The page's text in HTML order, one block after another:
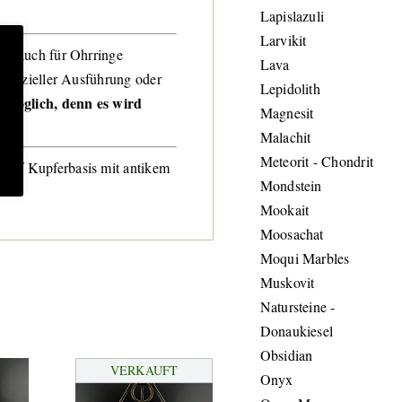
auch für Ohrringe
Ausführung oder
möglich, denn es wird
Kupferbasis mit antikem
VERKAUFT
Lapislazuli
Larvikit
Lava
Lepidolith
Magnesit
Malachit
Meteorit - Chondrit
Mondstein
Mookait
Moosachat
Moqui Marbles
Muskovit
Natursteine -
Donaukiesel
Obsidian
Onyx